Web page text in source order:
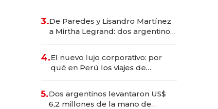
las marcas "fast premium"
3.De Paredes y Lisandro Martínez
a Mirtha Legrand: dos argentinos
4.El nuevo lujo corporativo: por
qué en Perú los viajes de
transformadoras
5.Dos argentinos levantaron US$
6,2 millones de la mano de